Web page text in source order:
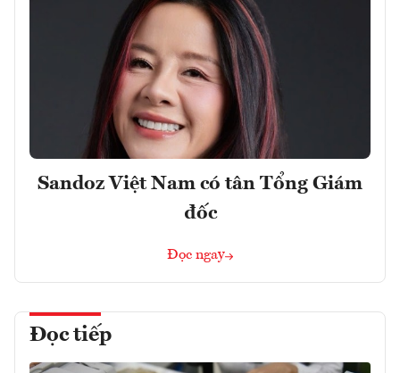
Sandoz Việt Nam có tân Tổng Giám
đốc
Đọc ngay
Đọc tiếp